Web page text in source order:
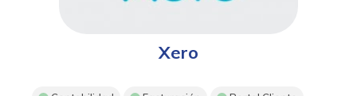
Xero